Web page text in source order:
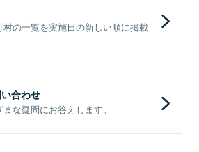
の一覧を実施日の新しい順に掲載
合わせ
な疑問にお答えします。